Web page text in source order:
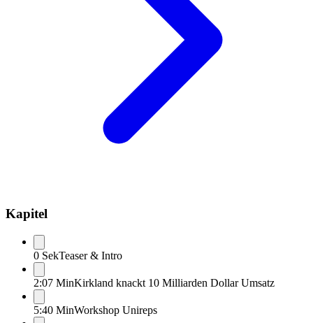
Kapitel
0 SekTeaser & Intro
2:07 MinKirkland knackt 10 Milliarden Dollar Umsatz
5:40 MinWorkshop Unireps